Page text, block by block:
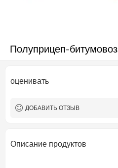
Полуприцеп-битумовоз
оценивать
ДОБАВИТЬ ОТЗЫВ
Описание продуктов